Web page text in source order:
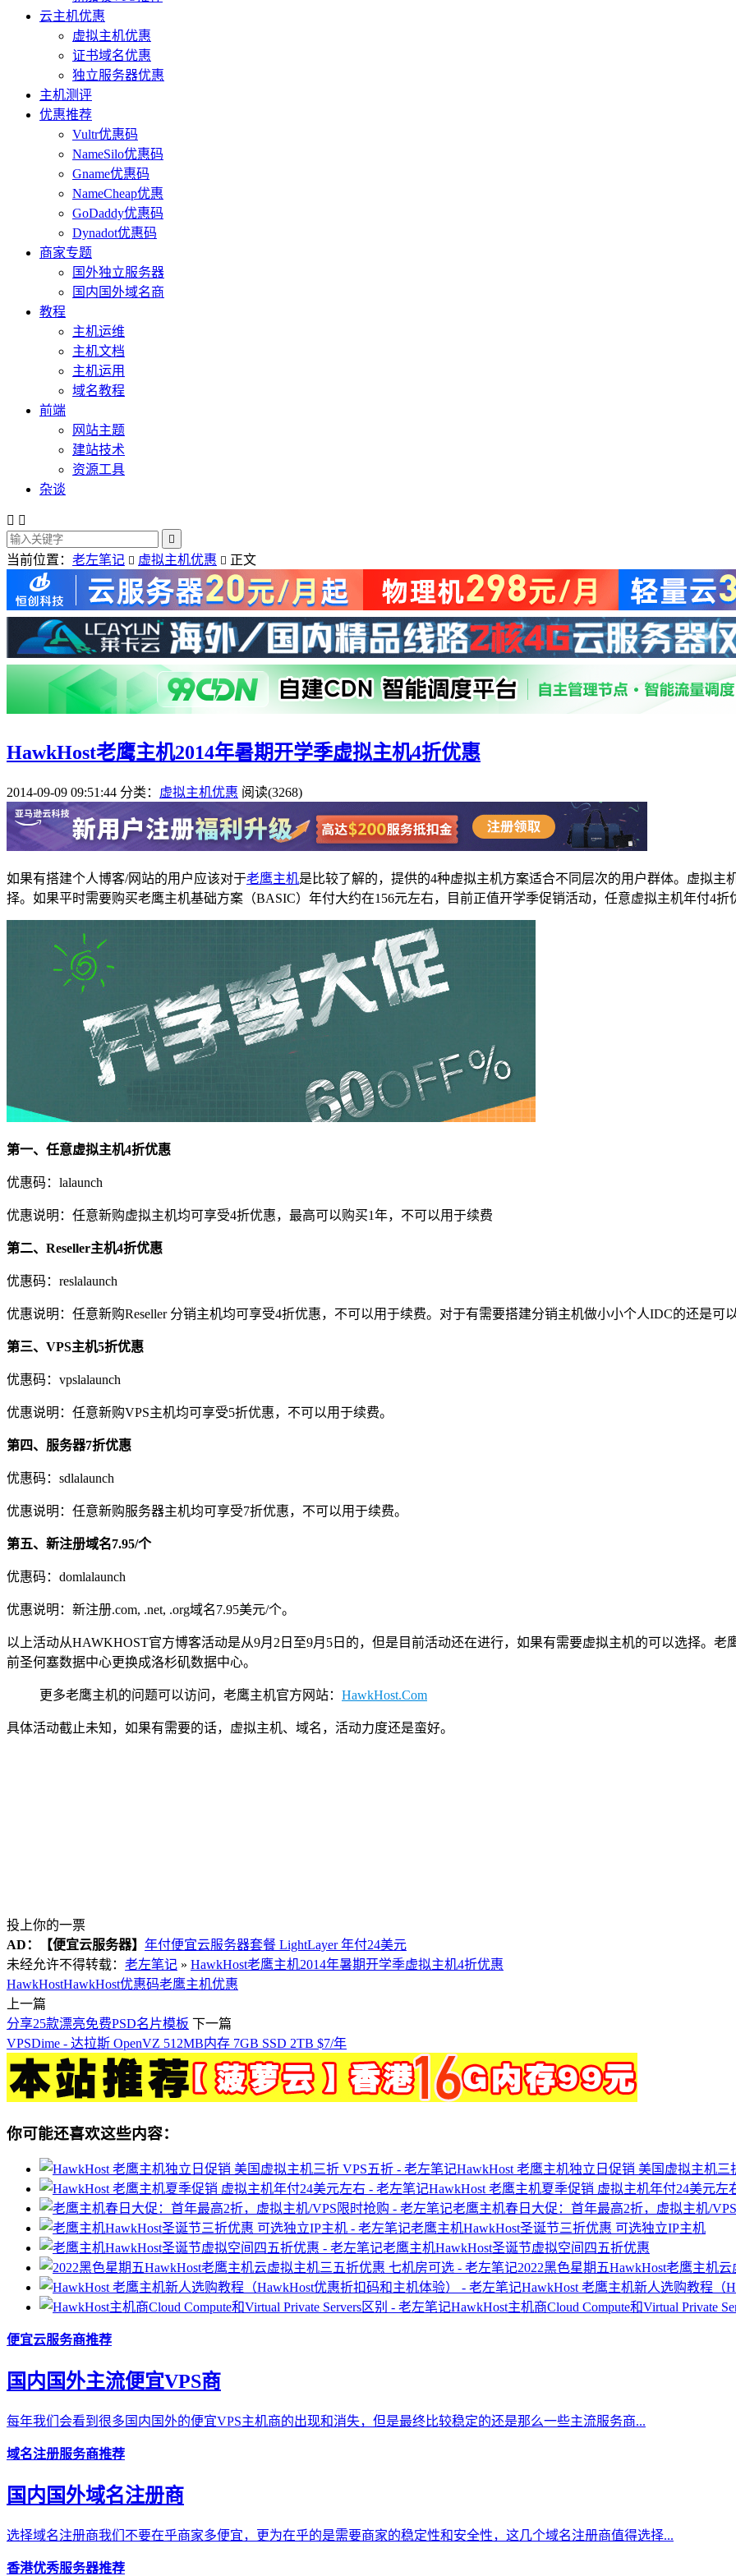
云主机优惠
虚拟主机优惠
证书域名优惠
独立服务器优惠
主机测评
优惠推荐
Vultr优惠码
NameSilo优惠码
Gname优惠码
NameCheap优惠
GoDaddy优惠码
Dynadot优惠码
商家专题
国外独立服务器
国内国外域名商
教程
主机运维
主机文档
主机运用
域名教程
前端
网站主题
建站技术
资源工具
杂谈
 

当前位置： 老左笔记  虚拟主机优惠  正文
HawkHost老鹰主机2014年暑期开学季虚拟主机4折优惠
2014-09-09 09:51:44 分类： 虚拟主机优惠 阅读(3268)
如果有搭建个人博客/网站的用户应该对于老鹰主机是比较了解的，提供的4种虚拟主机方案适合不同层次的用户群体。虚拟
择。如果平时需要购买老鹰主机基础方案（BASIC）年付大约在156元左右，目前正值开学季促销活动，任意虚拟主机年付4折
第一、任意虚拟主机4折优惠
优惠码：lalaunch
优惠说明：任意新购虚拟主机均可享受4折优惠，最高可以购买1年，不可以用于续费
第二、Reseller主机4折优惠
优惠码：reslalaunch
优惠说明：任意新购Reseller 分销主机均可享受4折优惠，不可以用于续费。对于有需要搭建分销主机做小小个人IDC的还是可以
第三、VPS主机5折优惠
优惠码：vpslalaunch
优惠说明：任意新购VPS主机均可享受5折优惠，不可以用于续费。
第四、服务器7折优惠
优惠码：sdlalaunch
优惠说明：任意新购服务器主机均可享受7折优惠，不可以用于续费。
第五、新注册域名7.95/个
优惠码：domlalaunch
优惠说明：新注册.com, .net, .org域名7.95美元/个。
以上活动从HAWKHOST官方博客活动是从9月2日至9月5日的，但是目前活动还在进行，如果有需要虚拟主机的可以选择。
前圣何塞数据中心更换成洛杉矶数据中心。
更多老鹰主机的问题可以访问，老鹰主机官方网站： HawkHost.Com
具体活动截止未知，如果有需要的话，虚拟主机、域名，活动力度还是蛮好。
投上你的一票
AD：
【便宜云服务器】 年付便宜云服务器套餐 LightLayer 年付24美元
未经允许不得转载： 老左笔记 » HawkHost老鹰主机2014年暑期开学季虚拟主机4折优惠
HawkHostHawkHost优惠码老鹰主机优惠
上一篇
分享25款漂亮免费PSD名片模板 下一篇
VPSDime - 达拉斯 OpenVZ 512MB内存 7GB SSD 2TB $7/年
你可能还喜欢这些内容：
HawkHost 老鹰主机独立日促销 美国虚拟主机三
HawkHost 老鹰主机夏季促销 虚拟主机年付24美元左
老鹰主机春日大促：首年最高2折，虚拟主机/
老鹰主机HawkHost圣诞节三折优惠 可选独立IP主机
老鹰主机HawkHost圣诞节虚拟空间四五折优惠
2022黑色星期五HawkHost老鹰主机
HawkHost 老鹰主机新人选购教程（
HawkHost主机商Cloud Compute和Virtual Private
便宜云服务商推荐
国内国外主流便宜VPS商
每年我们会看到很多国内国外的便宜VPS主机商的出现和消失，但是最终比较稳定的还是那么一些主流服务商...
域名注册服务商推荐
国内国外域名注册商
选择域名注册商我们不要在乎商家多便宜，更为在乎的是需要商家的稳定性和安全性，这几个域名注册商值得选择...
香港优秀服务器推荐